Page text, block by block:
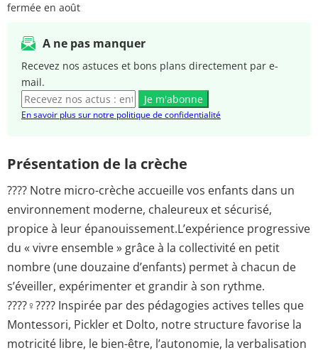
fermée en août
A ne pas manquer
Recevez nos astuces et bons plans directement par e-
mail.
Je m'abonne
En savoir plus sur notre politique de confidentialité
Présentation de la crèche
???? Notre micro-crèche accueille vos enfants dans un
environnement moderne, chaleureux et sécurisé,
propice à leur épanouissement.L’expérience progressive
du « vivre ensemble » grâce à la collectivité en petit
nombre (une douzaine d’enfants) permet à chacun de
s’éveiller, expérimenter et grandir à son rythme.
????‍♀️???? Inspirée par des pédagogies actives telles que
Montessori, Pickler et Dolto, notre structure favorise la
motricité libre, le bien-être, l’autonomie, la verbalisation